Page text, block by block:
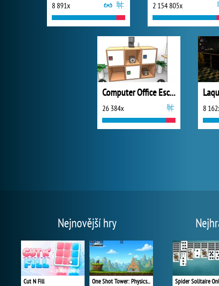
8 891x 2 154 805x
Computer Office Escape
26 384x 8
Nejnovější hry
Cut N Fill One Shot Tower: Physics Destroyer Spider Solitaire